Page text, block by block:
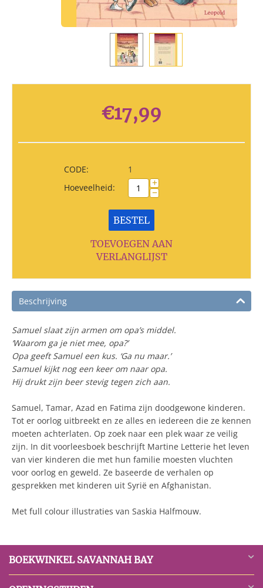
€17,99
CODE:
1
Hoeveelheid:
+
−
BESTEL
TOEVOEGEN AAN
VERLANGLIJST
Beschrijving
Samuel slaat zijn armen om opa’s middel.
‘Waarom ga je niet mee, opa?’
Opa geeft Samuel een kus. ‘Ga nu maar.’
Samuel kijkt nog een keer om naar opa.
Hij drukt zijn beer stevig tegen zich aan.
Samuel, Tamar, Azad en Fatima zijn doodgewone kinderen.
Tot er oorlog uitbreekt en ze alles en iedereen die ze kennen
moeten achterlaten. Op zoek naar een plek waar ze veilig
zijn. In dit voorleesboek beschrijft Martine Letterie het leven
van vier kinderen die met hun familie moesten vluchten
voor oorlog en geweld. Ze baseerde de verhalen op
gesprekken met kinderen uit Syrië en Afghanistan.
Met full colour illustraties van Saskia Halfmouw.
BOEKWINKEL SAVANNAH BAY